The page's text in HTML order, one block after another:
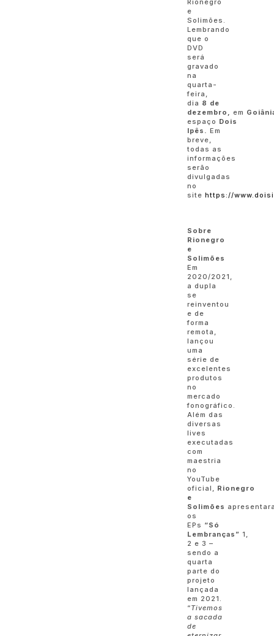
e
Solimões.
Lembrando
que o
DVD
será
gravado
na
quarta-
feira,
dia 8 de
dezembro, em
espaço Dois
Ipês. Em
breve,
todas as
informações
serão
divulgadas
no
site https://
Sobre
Rionegro
e
Solimões
Em
2020/2021,
a dupla
se
reinventou
e de
forma
remota,
lançou
uma
série de
excelentes
produtos
no
mercado
fonográfico.
Além das
diversas
lives
executadas
com
maestria
no
YouTube
oficial, Rionegro
e
Solimões
os
EPs “Só
Lembranças” 1,
2 e 3 –
sendo a
quarta
parte do
projeto
lançada
em 2021.
“Tivemos
a sacada
de